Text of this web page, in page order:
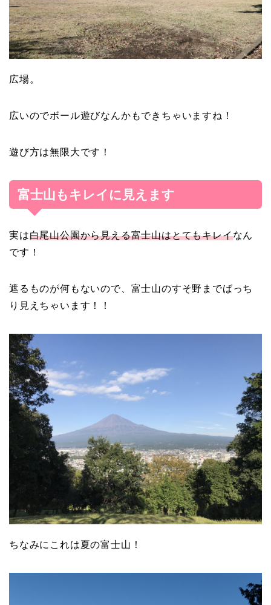
広場。
広いのでボール遊びなんかもできちゃいますね！
遊び方は無限大です！
富士山もキレイに見えます
実は白尾山公園から見える富士山はとてもキレイなん
です！
遮るものが何もないので、富士山のすそ野までばっち
り見えちゃいます！！
ちなみにこれは夏の富士山！